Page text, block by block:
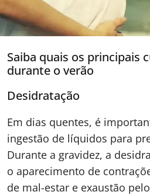
Saiba quais os principais
durante o verão
Desidratação
Em dias quentes, é
ingestão de líquidos para
Durante a gravidez, a
o aparecimento de
de mal-estar e exaustão